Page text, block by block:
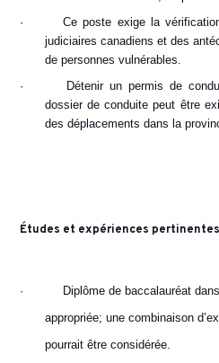
·
Ce poste exige la
judiciaires canadiens et des
de personnes vulnérables.
·
Détenir un permis de
dossier de conduite peut être
des déplacements dans la
Études et expériences
·
Diplôme de baccalauréat
appropriée; une combinaison
pourrait être considérée.